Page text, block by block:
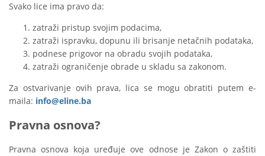
Svako lice ima pravo da:
zatraži pristup svojim podacima,
zatraži ispravku, dopunu ili brisanje netačnih podataka,
podnese prigovor na obradu svojih podataka,
zatraži ograničenje obrade u skladu sa zakonom.
Za ostvarivanje ovih prava, lica se mogu obratiti putem e-
maila: info@eline.ba
Pravna osnova?
Pravna osnova koja uređuje ove odnose je Zakon o zaštiti